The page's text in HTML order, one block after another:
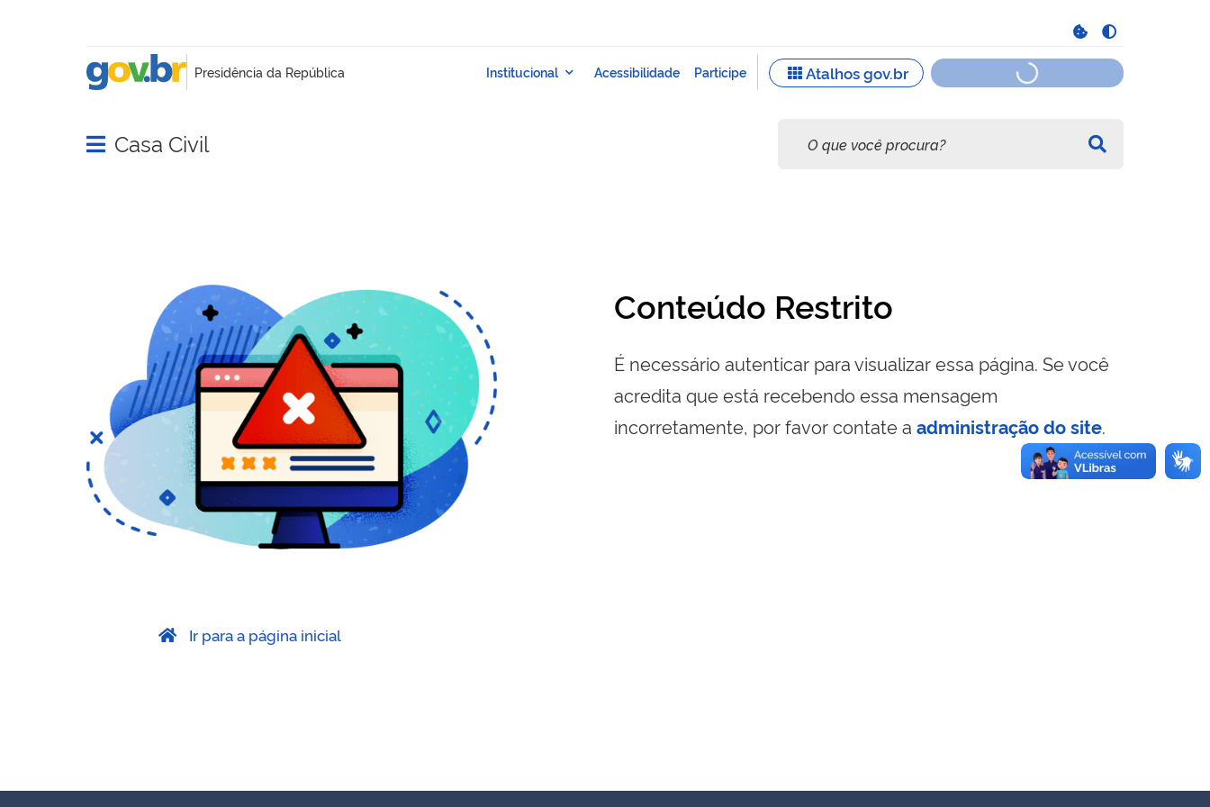
Abrir menu principal de navegação
Casa Civil
Conteúdo Restrito
É necessário autenticar para visualizar essa página. Se você
acredita que está recebendo essa mensagem
incorretamente, por favor contate a administração do site.
Ir para a página inicial